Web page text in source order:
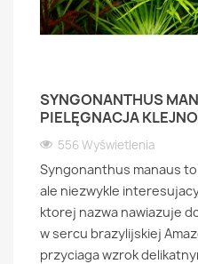
SYNGONANTHUS
PIELĘGNACJA
556 Wyświetlenia
Syngonanthus manaus
ale niezwykle
ktorej nazwa nawiazuje
w sercu brazylijskiej
przyciaga wzrok